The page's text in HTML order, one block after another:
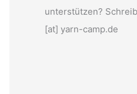
unterstützen?
[at] yarn-camp.de